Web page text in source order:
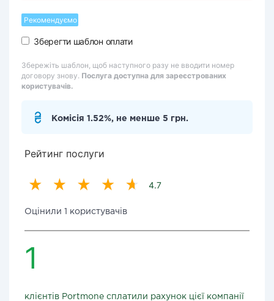
Рекомендуємо
Зберегти шаблон оплати
Збережіть шаблон, щоб наступного разу не вводити номер
договору знову. Послуга доступна для зареєстрованих
користувачів.
Комісія 1.52%, не менше 5 грн.
Рейтинг послуги
4.7
Оцінили 1 користувачів
1
клієнтів Portmone сплатили рахунок цієї компанії